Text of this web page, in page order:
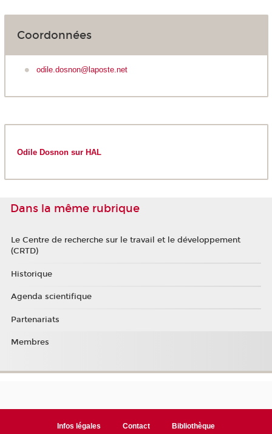
Coordonnées
odile.dosnon@laposte.net
Odile Dosnon sur HAL
Dans la même rubrique
Le Centre de recherche sur le travail et le développement
(CRTD)
Historique
Agenda scientifique
Partenariats
Membres
Infos légales Contact Bibliothèque